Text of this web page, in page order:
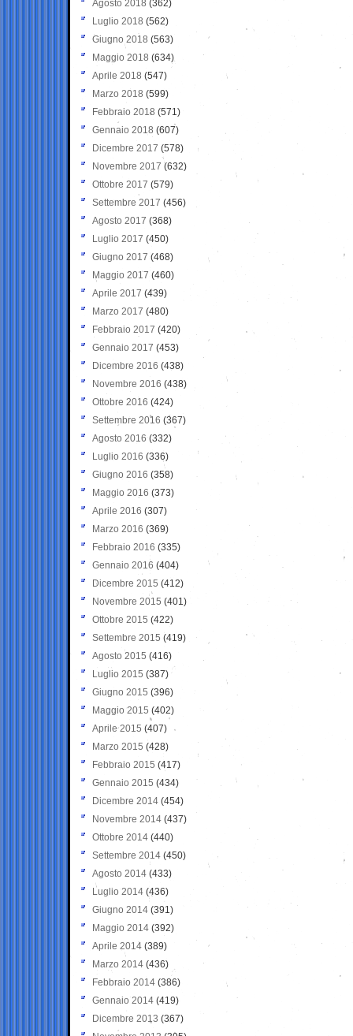
Agosto 2018 (362)
Luglio 2018 (562)
Giugno 2018 (563)
Maggio 2018 (634)
Aprile 2018 (547)
Marzo 2018 (599)
Febbraio 2018 (571)
Gennaio 2018 (607)
Dicembre 2017 (578)
Novembre 2017 (632)
Ottobre 2017 (579)
Settembre 2017 (456)
Agosto 2017 (368)
Luglio 2017 (450)
Giugno 2017 (468)
Maggio 2017 (460)
Aprile 2017 (439)
Marzo 2017 (480)
Febbraio 2017 (420)
Gennaio 2017 (453)
Dicembre 2016 (438)
Novembre 2016 (438)
Ottobre 2016 (424)
Settembre 2016 (367)
Agosto 2016 (332)
Luglio 2016 (336)
Giugno 2016 (358)
Maggio 2016 (373)
Aprile 2016 (307)
Marzo 2016 (369)
Febbraio 2016 (335)
Gennaio 2016 (404)
Dicembre 2015 (412)
Novembre 2015 (401)
Ottobre 2015 (422)
Settembre 2015 (419)
Agosto 2015 (416)
Luglio 2015 (387)
Giugno 2015 (396)
Maggio 2015 (402)
Aprile 2015 (407)
Marzo 2015 (428)
Febbraio 2015 (417)
Gennaio 2015 (434)
Dicembre 2014 (454)
Novembre 2014 (437)
Ottobre 2014 (440)
Settembre 2014 (450)
Agosto 2014 (433)
Luglio 2014 (436)
Giugno 2014 (391)
Maggio 2014 (392)
Aprile 2014 (389)
Marzo 2014 (436)
Febbraio 2014 (386)
Gennaio 2014 (419)
Dicembre 2013 (367)